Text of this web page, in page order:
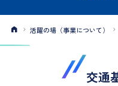
活躍の場（事業について）
交通